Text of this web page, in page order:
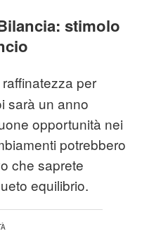
stimolo
per
sarà un anno
opportunità nei
potrebbero
che saprete
equilibrio.